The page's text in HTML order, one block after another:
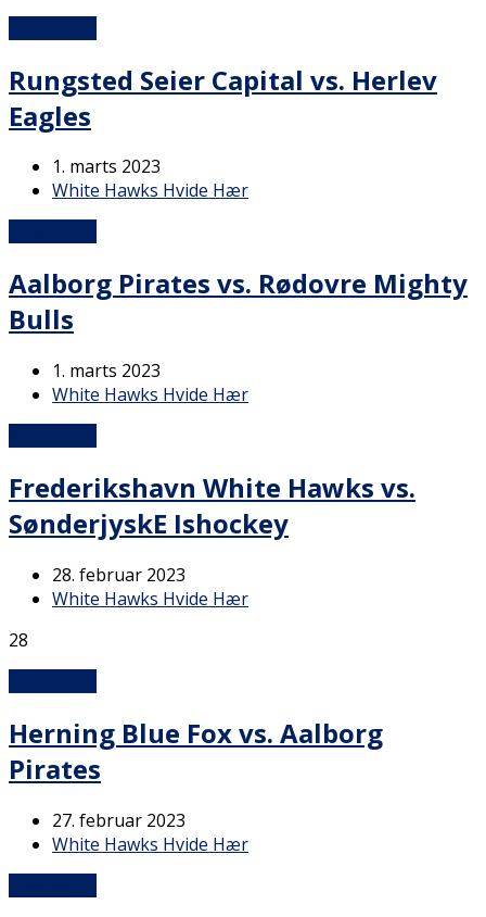
Rungsted Seier Capital vs. Herlev
Eagles
1. marts 2023
White Hawks Hvide Hær
Aalborg Pirates vs. Rødovre Mighty
Bulls
1. marts 2023
White Hawks Hvide Hær
Frederikshavn White Hawks vs.
SønderjyskE Ishockey
28. februar 2023
White Hawks Hvide Hær
28
Herning Blue Fox vs. Aalborg
Pirates
27. februar 2023
White Hawks Hvide Hær